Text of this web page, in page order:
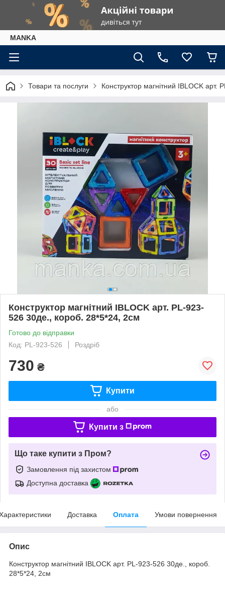
МАNKА
Товари та послуги Конструктор магнітний IBLOCK
Конструктор магнітний IBLOCK арт. PL-923-
526 30де., короб. 28*5*24, 2см
Готово до відправки
Код: PL-923-526
Роздріб
730 ₴
Купити
або
Купити з
Що таке купити з Пром?
Замовлення під захистом
Доступна доставка
Доставка Оплата Умови повернення
Опис
Конструктор магнітний IBLOCK арт. PL-923-526 30де., короб.
28*5*24, 2см